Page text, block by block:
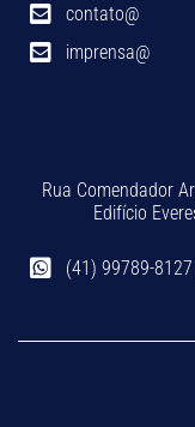
contato@
imprensa@
Rua Comendador
Edifício
(41) 99789-